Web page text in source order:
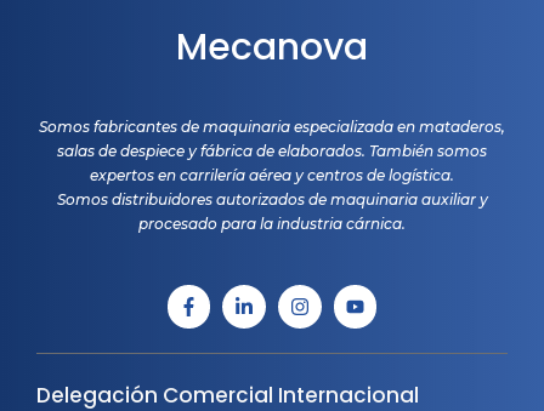
Mecanova
Somos fabricantes de maquinaria especializada en mataderos,
salas de despiece y fábrica de elaborados. También somos
expertos en carrilería aérea y centros de logística.
Somos distribuidores autorizados de maquinaria auxiliar y
procesado para la industria cárnica.
Delegación Comercial Internacional